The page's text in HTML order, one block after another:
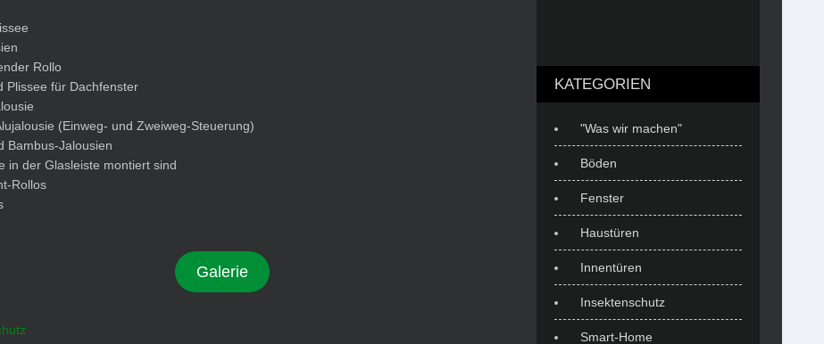
Rollo
Plissee für Dachfenster
(Einweg- und Zweiweg-Steuerung)
Bambus-Jalousien
in der Glasleiste montiert sind
Rollos
Galerie
KATEGORIEN
"Was wir machen"
Böden
Fenster
Haustüren
Innentüren
Insektenschutz
Smart-Home